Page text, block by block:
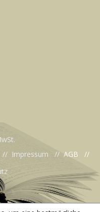
// Impressum // AGB //